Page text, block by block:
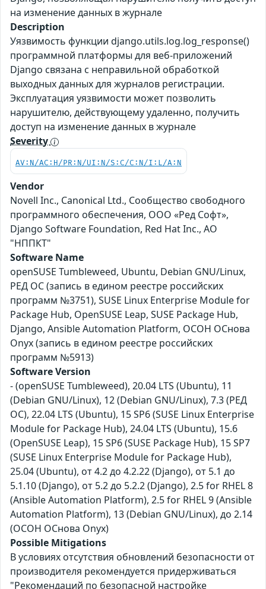
на изменение данных в журнале
Description
Уязвимость функции django.utils.log.log_response()
программной платформы для веб-приложений
Django связана с неправильной обработкой
выходных данных для журналов регистрации.
Эксплуатация уязвимости может позволить
нарушителю, действующему удаленно, получить
доступ на изменение данных в журнале
Severity
AV:N/AC:H/PR:N/UI:N/S:C/C:N/I:L/A:N
Vendor
Novell Inc., Canonical Ltd., Сообщество свободного
программного обеспечения, ООО «Ред Софт»,
Django Software Foundation, Red Hat Inc., АО
"НППКТ"
Software Name
openSUSE Tumbleweed, Ubuntu, Debian GNU/Linux,
РЕД ОС (запись в едином реестре российских
программ №3751), SUSE Linux Enterprise Module for
Package Hub, OpenSUSE Leap, SUSE Package Hub,
Django, Ansible Automation Platform, ОСОН ОСнова
Оnyx (запись в едином реестре российских
программ №5913)
Software Version
- (openSUSE Tumbleweed), 20.04 LTS (Ubuntu), 11
(Debian GNU/Linux), 12 (Debian GNU/Linux), 7.3 (РЕД
ОС), 22.04 LTS (Ubuntu), 15 SP6 (SUSE Linux Enterprise
Module for Package Hub), 24.04 LTS (Ubuntu), 15.6
(OpenSUSE Leap), 15 SP6 (SUSE Package Hub), 15 SP7
(SUSE Linux Enterprise Module for Package Hub),
25.04 (Ubuntu), от 4.2 до 4.2.22 (Django), от 5.1 до
5.1.10 (Django), от 5.2 до 5.2.2 (Django), 2.5 for RHEL 8
(Ansible Automation Platform), 2.5 for RHEL 9 (Ansible
Automation Platform), 13 (Debian GNU/Linux), до 2.14
(ОСОН ОСнова Оnyx)
Possible Mitigations
В условиях отсутствия обновлений безопасности от
производителя рекомендуется придерживаться
"Рекомендаций по безопасной настройке